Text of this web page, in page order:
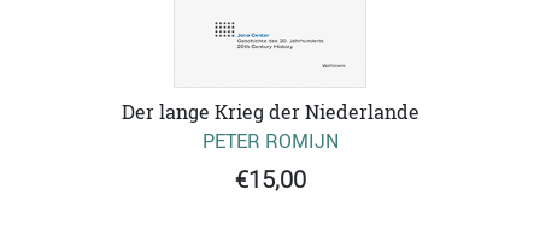
Der lange Krieg der Niederlande
PETER ROMIJN
€15,00